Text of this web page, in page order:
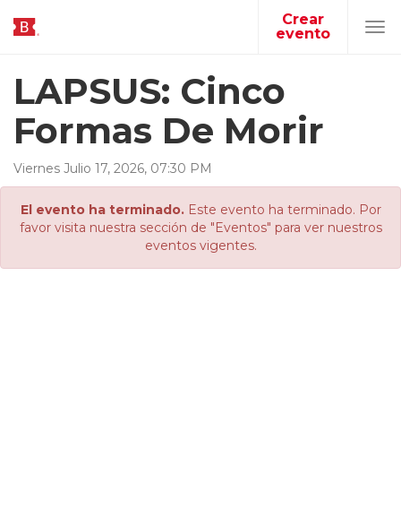
Crear
evento
LAPSUS: Cinco
Formas De Morir
Viernes Julio 17, 2026, 07:30 PM
El evento ha terminado.Este evento ha terminado. Por
favor visita nuestra sección de "Eventos" para ver nuestros
eventos vigentes.